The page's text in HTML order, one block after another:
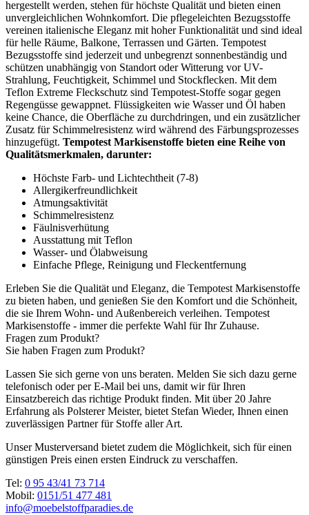
hergestellt werden, stehen für höchste Qualität und bieten einen
unvergleichlichen Wohnkomfort. Die pflegeleichten Bezugsstoffe
vereinen italienische Eleganz mit hoher Funktionalität und sind ideal
für helle Räume, Balkone, Terrassen und Gärten. Tempotest
Bezugsstoffe sind jederzeit und unbegrenzt sonnenbeständig und
schützen unabhängig von Standort oder Witterung vor UV-
Strahlung, Feuchtigkeit, Schimmel und Stockflecken. Mit dem
Teflon Extreme Fleckschutz sind Tempotest-Stoffe sogar gegen
Regengüsse gewappnet. Flüssigkeiten wie Wasser und Öl haben
keine Chance, die Oberfläche zu durchdringen, und ein zusätzlicher
Zusatz für Schimmelresistenz wird während des Färbungsprozesses
hinzugefügt. Tempotest Markisenstoffe bieten eine Reihe von
Qualitätsmerkmalen, darunter:
Höchste Farb- und Lichtechtheit (7-8)
Allergikerfreundlichkeit
Atmungsaktivität
Schimmelresistenz
Fäulnisverhütung
Ausstattung mit Teflon
Wasser- und Ölabweisung
Einfache Pflege, Reinigung und Fleckentfernung
Erleben Sie die Qualität und Eleganz, die Tempotest Markisenstoffe
zu bieten haben, und genießen Sie den Komfort und die Schönheit,
die sie Ihrem Wohn- und Außenbereich verleihen. Tempotest
Markisenstoffe - immer die perfekte Wahl für Ihr Zuhause.
Fragen zum Produkt?
Sie haben Fragen zum Produkt?
Lassen Sie sich gerne von uns beraten. Melden Sie sich dazu gerne
telefonisch oder per E-Mail bei uns, damit wir für Ihren
Einsatzbereich das richtige Produkt finden. Mit über 20 Jahre
Erfahrung als Polsterer Meister, bietet Stefan Wieder, Ihnen einen
zuverlässigen Partner für Stoffe aller Art.
Unser Musterversand bietet zudem die Möglichkeit, sich für einen
günstigen Preis einen ersten Eindruck zu verschaffen.
Tel: 0 95 43/41 73 714
Mobil: 0151/51 477 481
info@moebelstoffparadies.de